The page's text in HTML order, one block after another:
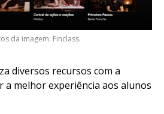
da imagem: Finclass.
diversos recursos com a
a melhor experiência aos alunos